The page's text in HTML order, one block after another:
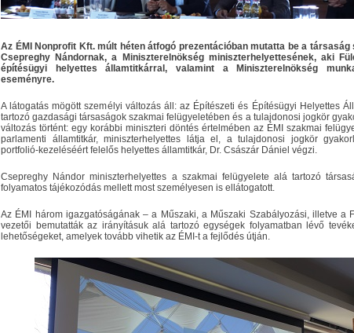
Az ÉMI Nonprofit Kft. múlt héten átfogó prezentációban mutatta be a
Csepreghy Nándornak, a Miniszterelnökség miniszterhelyettesének, aki
építésügyi helyettes államtitkárral, valamint a Miniszterelnökség
eseményre.
A látogatás mögött személyi változás áll: az Építészeti és Építésügyi Helyettes
tartozó gazdasági társaságok szakmai felügyeletében és a tulajdonosi jogkör
változás történt: egy korábbi miniszteri döntés értelmében az ÉMI szakmai
parlamenti államtitkár, miniszterhelyettes látja el, a tulajdonosi jogkör
portfolió-kezeléséért felelős helyettes államtitkár, Dr. Császár Dániel végzi.
Csepreghy Nándor miniszterhelyettes a szakmai felügyelete alá tartozó
folyamatos tájékozódás mellett most személyesen is ellátogatott.
Az ÉMI három igazgatóságának – a Műszaki, a Műszaki Szabályozási, illetve a
vezetői bemutatták az irányításuk alá tartozó egységek folyamatban lévő
lehetőségeket, amelyek tovább vihetik az ÉMI-t a fejlődés útján.